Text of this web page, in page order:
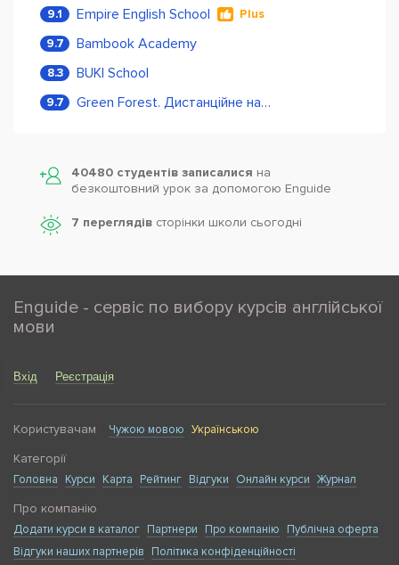
9.1 Empire English School Plus
9.7 Bambook Academy
8.3 BUKI School
9.7 Green Forest. Дистанційне навчання
40480 студентів записалися на
безкоштовний урок за допомогою Enguide
7 переглядів сторінки школи cьогодні
Enguide - сервіс по вибору курсів англійської
мови
Вхід Реєстрація
Користувачам Чужою мовою Українською
Категорії
Головна Курси Карта Рейтинг Відгуки Онлайн курси Журнал
Про компанію
Додати курси в каталог Партнери Про компанію
Публічна оферта
Відгуки наших партнерів
Політика конфіденційності